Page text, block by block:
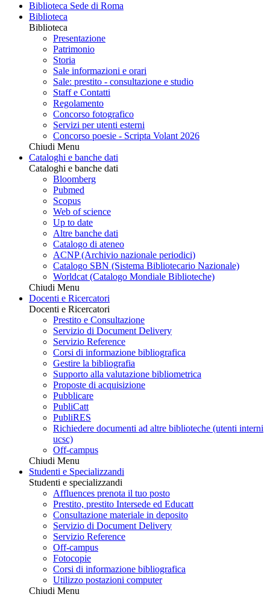
Biblioteca Sede di Roma
Biblioteca
Biblioteca
Presentazione
Patrimonio
Storia
Sale informazioni e orari
Sale: prestito - consultazione e studio
Staff e Contatti
Regolamento
Concorso fotografico
Servizi per utenti esterni
Concorso poesie - Scripta Volant 2026
Chiudi Menu
Cataloghi e banche dati
Cataloghi e banche dati
Bloomberg
Pubmed
Scopus
Web of science
Up to date
Altre banche dati
Catalogo di ateneo
ACNP (Archivio nazionale periodici)
Catalogo SBN (Sistema Bibliotecario Nazionale)
Worldcat (Catalogo Mondiale Biblioteche)
Chiudi Menu
Docenti e Ricercatori
Docenti e Ricercatori
Prestito e Consultazione
Servizio di Document Delivery
Servizio Reference
Corsi di informazione bibliografica
Gestire la bibliografia
Supporto alla valutazione bibliometrica
Proposte di acquisizione
Pubblicare
PubliCatt
PubliRES
Richiedere documenti ad altre biblioteche (utenti interni
ucsc)
Off-campus
Chiudi Menu
Studenti e Specializzandi
Studenti e specializzandi
Affluences prenota il tuo posto
Prestito, prestito Intersede ed Educatt
Consultazione materiale in deposito
Servizio di Document Delivery
Servizio Reference
Off-campus
Fotocopie
Corsi di informazione bibliografica
Utilizzo postazioni computer
Chiudi Menu